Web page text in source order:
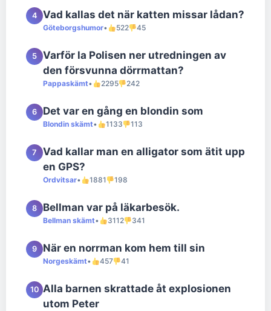
4 Vad kallas det när katten missar lådan?
Göteborgshumor• 522 45
5
Varför la Polisen ner utredningen av
den försvunna dörrmattan?
Pappaskämt• 2295 242
6 Det var en gång en blondin som
Blondin skämt• 1133 113
7
Vad kallar man en alligator som ätit upp
en GPS?
Ordvitsar• 1881 198
8 Bellman var på läkarbesök.
Bellman skämt• 3112 341
9 När en norrman kom hem till sin
Norgeskämt• 457 41
10 Alla barnen skrattade åt explosionen
utom Peter